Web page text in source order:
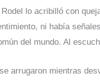
lo acribilló con
ni había
del mundo. Al
arrugaron mientras